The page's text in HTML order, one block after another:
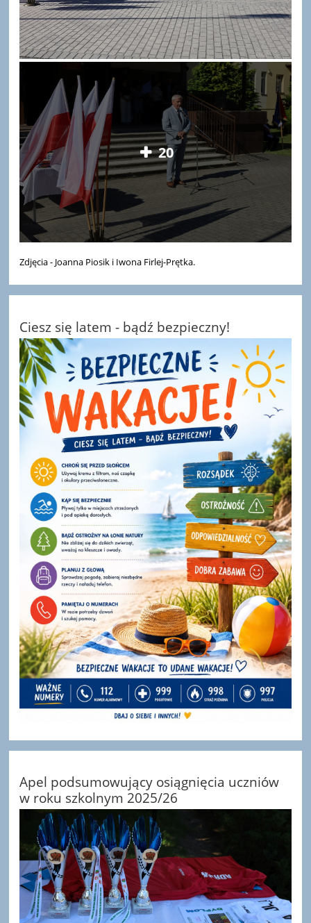
20
Zdjęcia - Joanna Piosik i Iwona Firlej-Prętka.
Ciesz się latem - bądź bezpieczny!
Apel podsumowujący osiągnięcia uczniów
w roku szkolnym 2025/26